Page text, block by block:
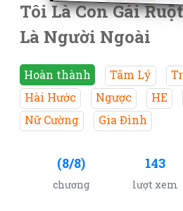
Tôi Là Con Gái
Là Người Ngoài
Hoàn thành Tâm Lý
Hài Hước
Ngược HE
Nữ Cường
Gia Đình
(8/8)
chương
143
lượt xem